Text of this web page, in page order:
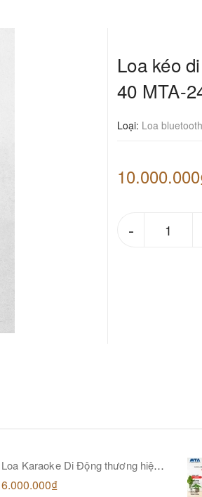
Loa kéo
40 MTA-
Loại: Loa bluetooth
-
Loa Karaoke Di Động thương hiệu
MTA Pro Audio, model M-15AV
6.000.000₫